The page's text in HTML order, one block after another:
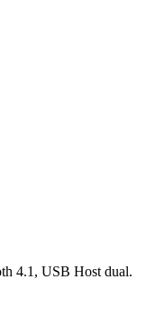
4.1, USB Host dual.